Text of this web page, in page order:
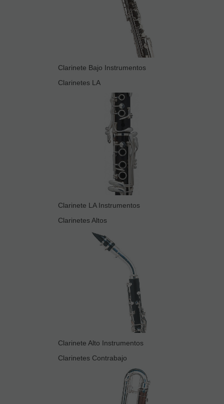
Clarinete Bajo Instrumentos
Clarinetes LA
Clarinete LA Instrumentos
Clarinetes Altos
Clarinete Alto Instrumentos
Clarinetes Contrabajo